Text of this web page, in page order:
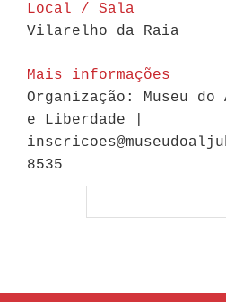
Local / Sala
Vilarelho da Raia
Mais informações
Organização: Museu
e Liberdade |
8535